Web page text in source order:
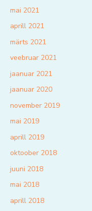
mai 2021
aprill 2021
märts 2021
veebruar 2021
jaanuar 2021
jaanuar 2020
november 2019
mai 2019
aprill 2019
oktoober 2018
juuni 2018
mai 2018
aprill 2018